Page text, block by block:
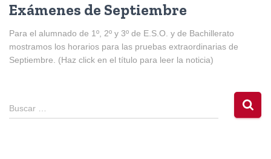
Exámenes de Septiembre
Para el alumnado de 1º, 2º y 3º de E.S.O. y de Bachillerato
mostramos los horarios para las pruebas extraordinarias de
Septiembre. (Haz click en el título para leer la noticia)
B
u
Buscar …